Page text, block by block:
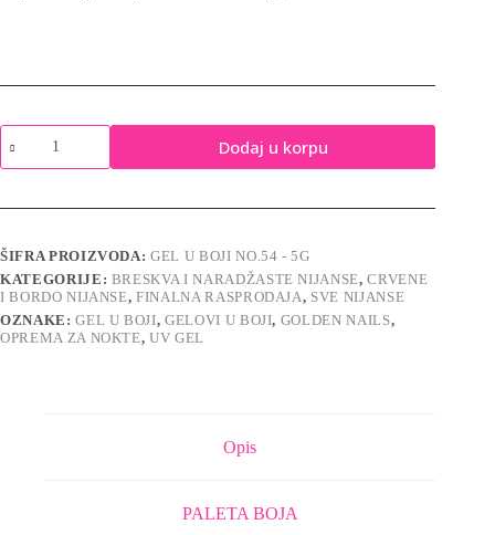
Gel
boji
-
količina
Dodaj u korpu
ŠIFRA PROIZVODA:GEL U BOJI NO.54 - 5G
KATEGORIJE: BRESKVA I NARADŽASTE NIJANSE,CRVENE
I BORDO NIJANSE,FINALNA RASPRODAJA, SVE NIJANSE
OZNAKE:GEL U BOJI,GELOVI U BOJI, GOLDEN NAILS,
OPREMA ZA NOKTE,UV GEL
Opis
PALETA BOJA